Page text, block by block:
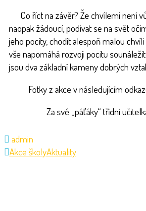
Co říct na závěr? Že chvílemi není
naopak žádoucí, podívat se na svět
jeho pocity, chodit alespoň malou chvíli
vše napomáhá rozvoji pocitu
jsou dva základní kameny dobrých
Fotky z akce v následujícím
Za své „páťáky“ třídní
admin
Akce školyAktuality